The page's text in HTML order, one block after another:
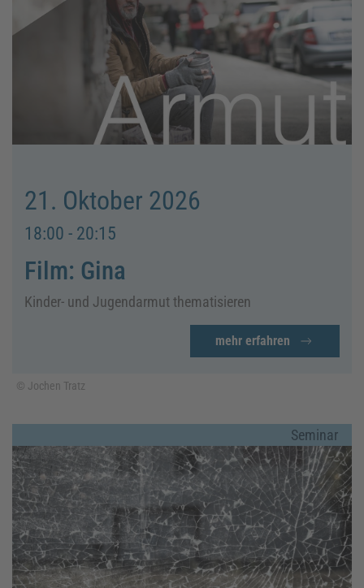
21. Oktober 2026
18:00 - 20:15
Film: Gina
Kinder- und Jugendarmut thematisieren
mehr erfahren
© Jochen Tratz
Seminar